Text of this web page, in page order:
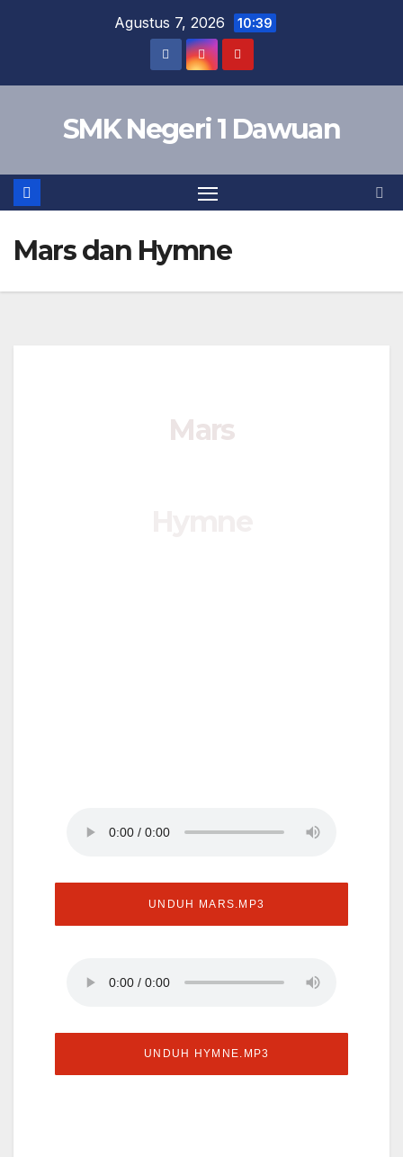
Agustus 7, 2026 10:39
SMK Negeri 1 Dawuan
Mars dan Hymne
Mars
UNDUH MARS.MP3
UNDUH HYMNE.MP3